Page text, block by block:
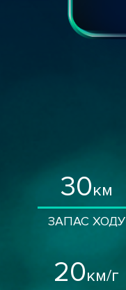
30км
ЗАПАС ХОДУ
20км/г